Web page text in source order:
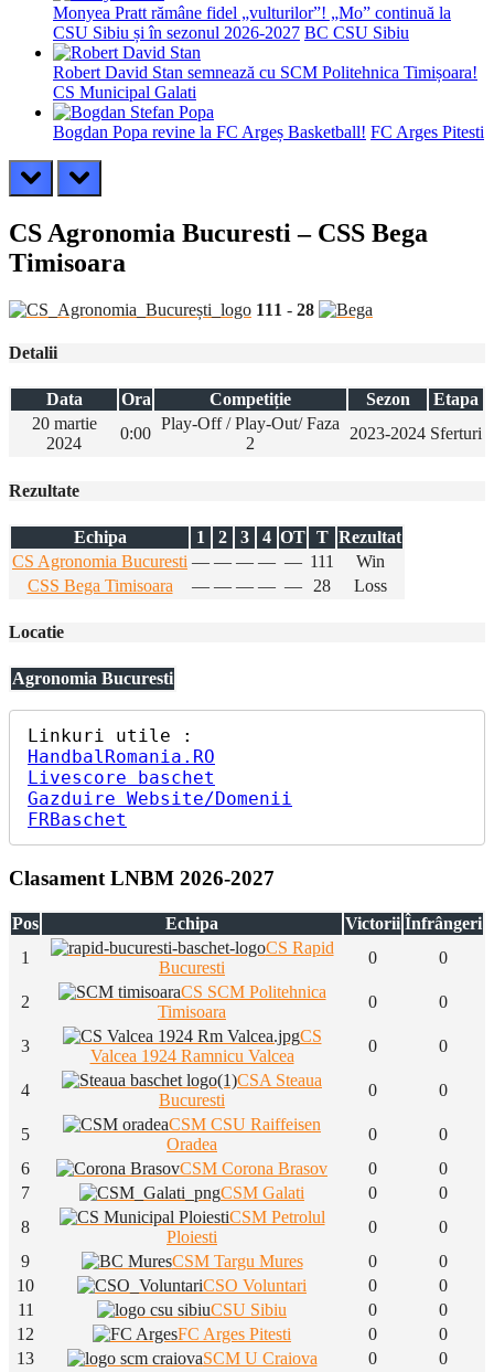
Monyea Pratt rămâne fidel „vulturilor”! „Mo” continuă la
CSU Sibiu și în sezonul 2026-2027 BC CSU Sibiu
Robert David Stan semnează cu SCM Politehnica Timișoara!
CS Municipal Galati
Bogdan Popa revine la FC Argeș Basketball! FC Arges Pitesti
prev next
CS Agronomia Bucuresti – CSS Bega
Timisoara
111 - 28
Detalii
Data Ora Competiție Sezon
Etapa
20 martie
2024
0:00
Play-Off / Play-Out/ Faza
2
2023-2024 Sferturi
Rezultate
Echipa 1 2 3 4 OT T Rezultat
CS Agronomia Bucuresti — — — — — 111
Win
CSS Bega Timisoara
— — — — — 28 Loss
Locatie
Agronomia Bucuresti
HandbalRomania.RO
Livescore baschet
Gazduire Website/Domenii
FRBaschet
Clasament LNBM 2026-2027
Pos Echipa Victorii Înfrângeri
1
CS Rapid
Bucuresti
0 0
2
CS SCM Politehnica
Timisoara
0 0
3
CS
Valcea 1924 Ramnicu Valcea
0 0
4
CSA Steaua
Bucuresti
0 0
5
CSM CSU Raiffeisen
Oradea
0
0
6
CSM Corona Brasov 0
0
7
CSM Galati 0
0
8
CSM Petrolul
Ploiesti
0
0
9
CSM Targu Mures 0
0
10
CSO Voluntari 0
0
11
CSU Sibiu 0
0
12
FC Arges Pitesti 0
0
13
SCM U Craiova 0
0